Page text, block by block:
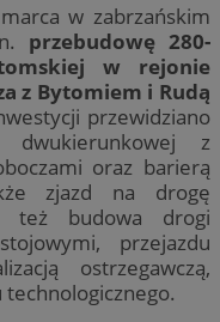
w zabrzańskim
przebudowę 280-
w rejonie
z Bytomiem i Rudą
przewidziano
dwukierunkowej z
oraz barierą
zjazd na drogę
też budowa drogi
przejazdu
ostrzegawczą,
technologicznego.